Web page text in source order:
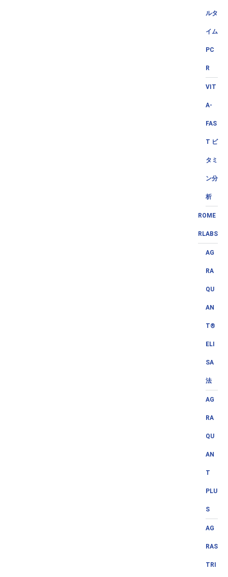
ルタ
イム
PC
R
VIT
A-
FAS
T ビ
タミ
ン分
析
ROME
RLABS
AG
RA
QU
AN
T®
ELI
SA
法
AG
RA
QU
AN
T
PLU
S
AG
RAS
TRI